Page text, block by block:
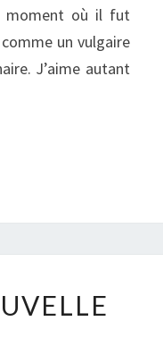
moment où il fut
un vulgaire
J’aime autant